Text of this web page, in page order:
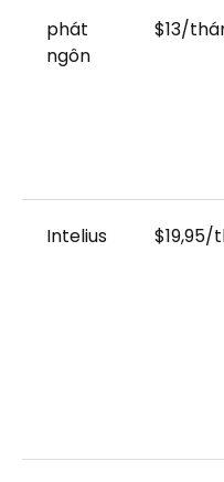
phát
ngôn
$13/
Intelius $19,95/